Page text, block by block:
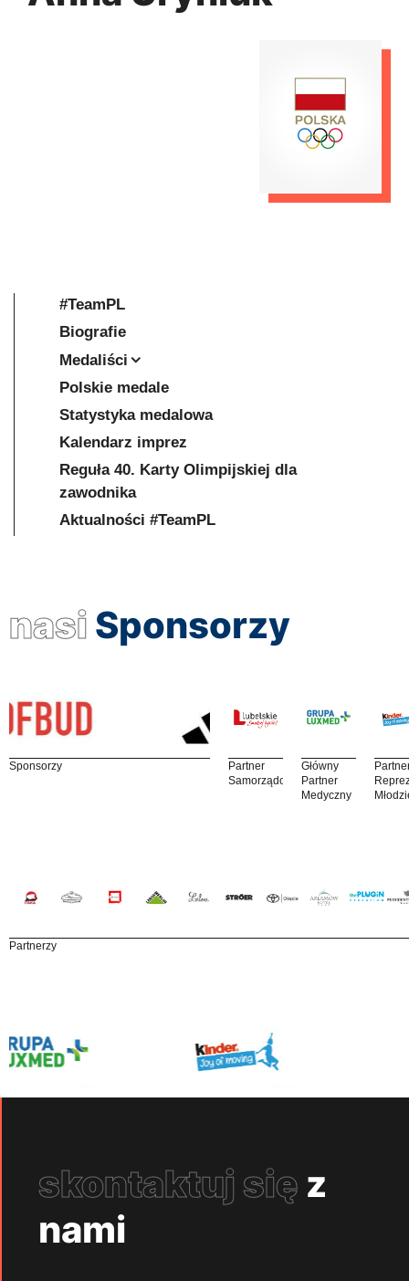
#TeamPL
Biografie
Medaliści
Polskie medale
Statystyka medalowa
Kalendarz imprez
Reguła 40. Karty Olimpijskiej dla
zawodnika
Aktualności #TeamPL
nasi Sponsorzy
Sponsorzy
Partner
Samorządowy
Główny
Partner
Medyczny
Partnerzy
skontaktuj się z
nami